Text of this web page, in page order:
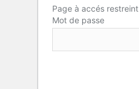
Page à accés restreint
Mot de passe